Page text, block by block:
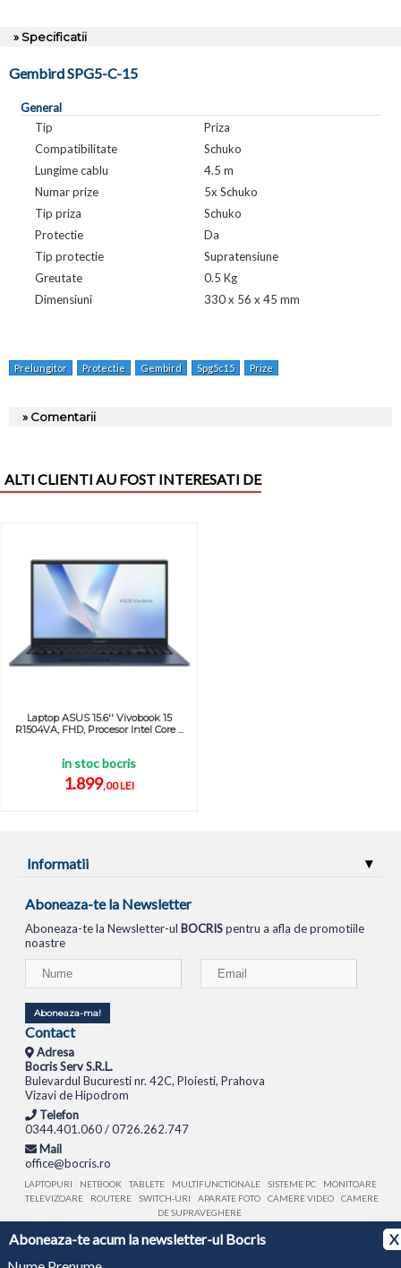
Aboneaza-te acum la newsletter-ul Bocris
X
» Specificatii
Gembird SPG5-C-15
General
Tip
Priza
Compatibilitate
Schuko
Lungime cablu
4.5 m
Numar prize
5x Schuko
Tip priza
Schuko
Protectie
Da
Tip protectie
Supratensiune
Greutate
0.5 Kg
Dimensiuni
330 x 56 x 45 mm
Prelungitor Protectie Gembird Spg5c15 Prize
» Comentarii
ALTI CLIENTI AU FOST INTERESATI DE
Laptop ASUS 15.6'' Vivobook 15
R1504VA, FHD, Procesor Intel Core ...
in stoc bocris
1.899,00 LEI
Informatii
Aboneaza-te la Newsletter
Aboneaza-te la Newsletter-ul BOCRISpentru a afla de promotiile
noastre
Aboneaza-ma!
Contact
Adresa
Bocris Serv S.R.L.
Bulevardul Bucuresti nr. 42C, Ploiesti, Prahova
Vizavi de Hipodrom
Telefon
0344.401.060 / 0726.262.747
Mail
office@bocris.ro
LAPTOPURI NETBOOK TABLETE MULTIFUNCTIONALE SISTEME PC
MONITOARE
TELEVIZOARE
ROUTERE SWITCH-URI APARATE FOTO CAMERE VIDEO
CAMERE
DE SUPRAVEGHERE